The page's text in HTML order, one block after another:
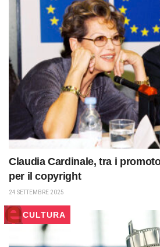
Claudia Cardinale, tra i
per il copyright
24 SETTEMBRE 2025
CULTURA